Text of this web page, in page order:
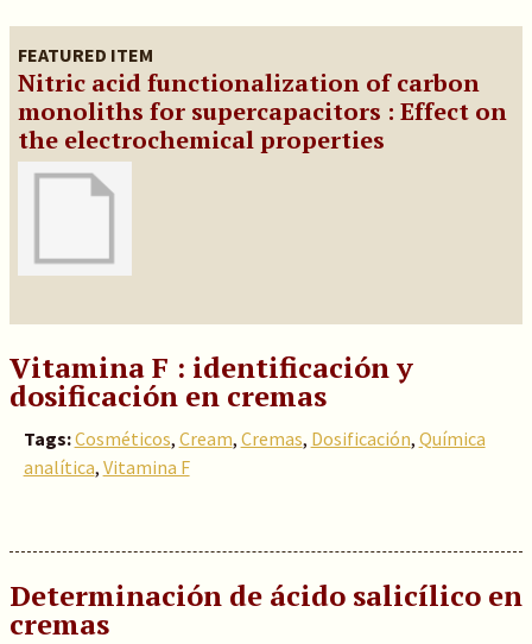
FEATURED ITEM
Nitric acid functionalization of carbon
monoliths for supercapacitors : Effect on
the electrochemical properties
Vitamina F : identificación y
dosificación en cremas
Tags:Cosméticos, Cream, Cremas, Dosificación, Química
analítica, Vitamina F
Determinación de ácido salicílico en
cremas